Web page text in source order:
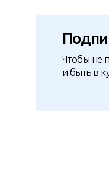
Чтобы не
и быть в